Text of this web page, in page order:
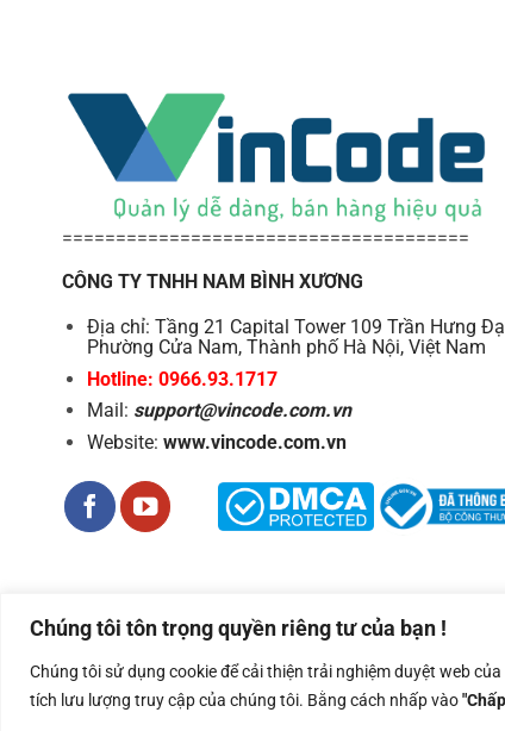
Chúng tôi tôn trọng quyền riêng tư của bạn !
Chúng tôi sử dụng cookie để cải thiện trải nghiệm duyệt web
tích lưu lượng truy cập của chúng tôi. Bằng cách nhấp vào
======================================
CÔNG TY TNHH NAM BÌNH XƯƠNG
Địa chỉ: Tầng 21 Capital Tower 109 Trần Hưng
Phường Cửa Nam, Thành phố Hà Nội, Việt Nam
Hotline: 0966.93.1717
Mail: support@vincode.com.vn
Website: www.vincode.com.vn
Công ty TNHH Nam Bình Xương - Số ĐKKD: 0108783483
Copyright 2026 ©Nam Binh Xuong